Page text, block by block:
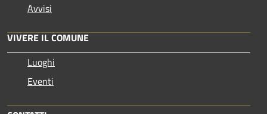
Avvisi
VIVERE IL COMUNE
Luoghi
Eventi